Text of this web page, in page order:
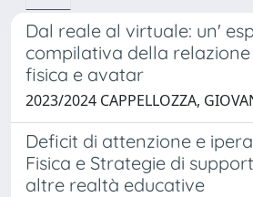
Dal reale al virtuale: un'
compilativa della
fisica e avatar
2023/2024 CAPPELLOZZA,
Deficit di attenzione e
Fisica e Strategie di
altre realtà educative